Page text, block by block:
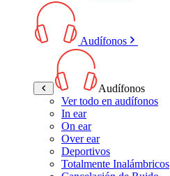
Audífonos
Audífonos
Ver todo en audífonos
In ear
On ear
Over ear
Deportivos
Totalmente Inalámbricos